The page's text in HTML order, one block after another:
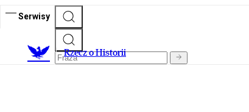
Serwisy
Rzecz o Historii